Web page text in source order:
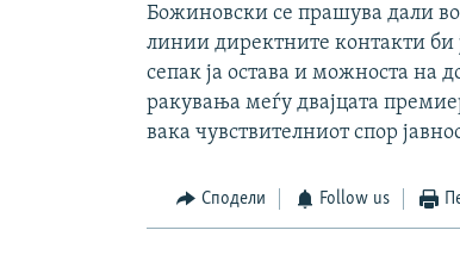
Божиновски се прашува дали
линии директните контакти би
сепак ја остава и можноста на
ракувања меѓу двајцата
вака чувствителниот спор
Сподели Follow us